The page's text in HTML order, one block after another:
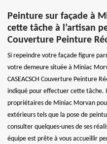
Peinture sur façade à
cette tâche à l’artisan
Couverture Peinture
Si repeindre votre façade figure
votre demeure située à Miniac
CASEACSCH Couverture Peinture
indiqué pour effectuer cette tâche.
propriétaires de Miniac Morvan
extérieurs tels que la pose de
consulter quelques-unes de ses
équipe est prête à vous accueillir